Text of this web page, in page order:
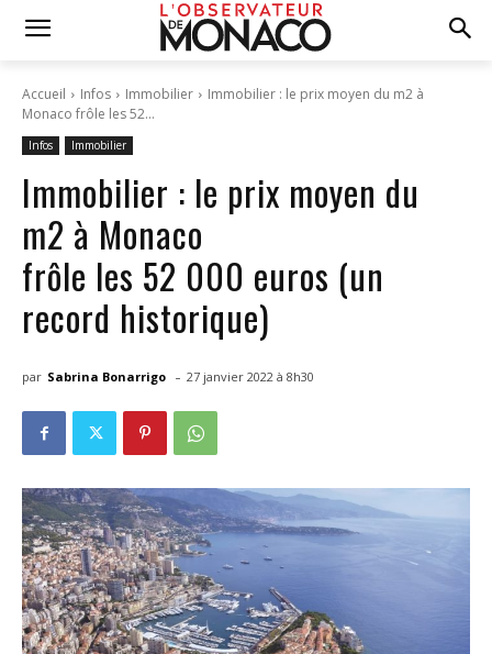
Accueil Infos Immobilier
Immobilier : le prix moyen du m2 à
Monaco frôle les 52...
Infos Immobilier
Immobilier : le prix moyen du
m2 à Monaco
frôle les 52 000 euros (un
record historique)
par Sabrina Bonarrigo - 27 janvier 2022 à 8h30